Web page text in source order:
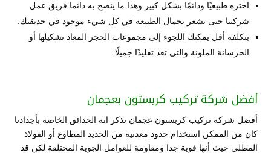
اختره طبيعيًا ودائمًا بشكل كبير وهذا ما ينصح به دائما فريق عمل
شركتنا حتى تشعر بجمال الطبيعة في كل شيء موجود في حديقتك.
بتكلفة أقل يمكنك اللجوء إلى مجموعات الحجر المعاد تشكيلها أو
الخرسانة الملونة والتي تعد تقليدًا جميلًا.
أفضل شركة تركيب كربستون بعجمان
أفضل شركة تركيب كربستون عجمان تذكر انه الحدائق الخاصة بأجدادنا
كان من الممكن استخدام حدود معدنية من الحديد المطاوع أو الفولاذ
المطلي حيث أنها قوية جدا ومقاومة للعوامل الجوية المختلفة لكن قد